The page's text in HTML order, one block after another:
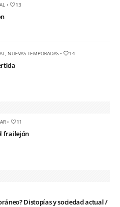
• 13
, NUEVAS TEMPORADAS • 14
• 11
frailejón
Distopías y sociedad actual /